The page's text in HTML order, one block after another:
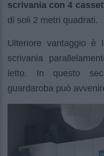
scrivania con 4
di soli 2 metri quadrati.
Ulteriore vantaggio è
scrivania
letto. In questo
guardaroba può